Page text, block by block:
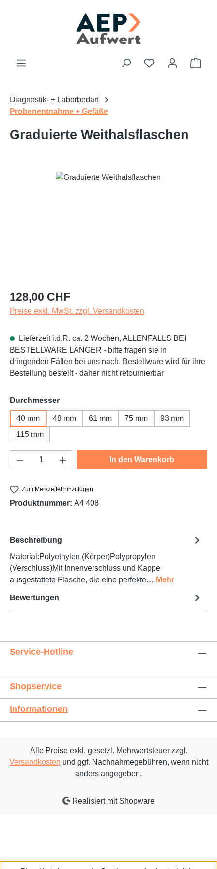
Du hast 0
Diagnostik- + Laborbedarf
Probenentnahme + Gefäße
Graduierte Weithalsflaschen
Bildergalerie überspringen
Regulärer Preis:
128,00 CHF
Preise exkl. MwSt. zzgl. Versandkosten
Lieferzeit i.d.R. ca. 2 Wochen, ALLENFALLS BEI
BESTELLWARE LÄNGER - bitte fragen sie in
dringenden Fällen bei uns nach. Bestellware wird für ihre
Bestellung bestellt - daher nicht retournierbar
Durchmesserauswählen
40 mm 48 mm 61 mm 75 mm
93 mm
115 mm
Produkt Anzahl: Gib den gewünschten
In den Warenkorb
Zum Merkzettel hinzufügen
Produktnummer: A4 408
Beschreibung
Material:Polyethylen (Körper)Polypropylen
(Verschluss)Mit Innenverschluss und Kappe
ausgestattete Flasche, die eine perfekte… Mehr
Bewertungen
Service-Hotline
Shopservice
Informationen
Alle Preise exkl. gesetzl. Mehrwertsteuer zzgl.
Versandkosten und ggf. Nachnahmegebühren, wenn nicht
anders angegeben.
Realisiert mit Shopware